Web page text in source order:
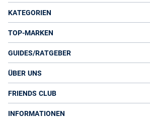
KATEGORIEN
TOP-MARKEN
GUIDES/RATGEBER
ÜBER UNS
FRIENDS CLUB
INFORMATIONEN